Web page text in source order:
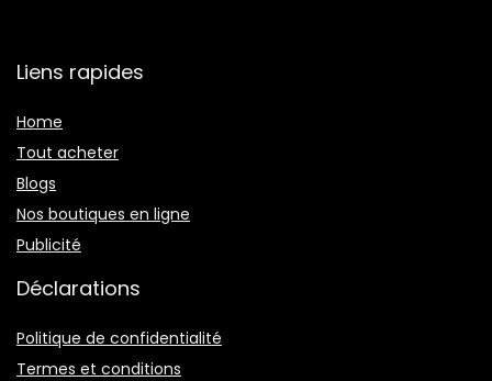
Liens rapides
Home
Tout acheter
Blogs
Nos boutiques en ligne
Publicité
Déclarations
Politique de confidentialité
Termes et conditions